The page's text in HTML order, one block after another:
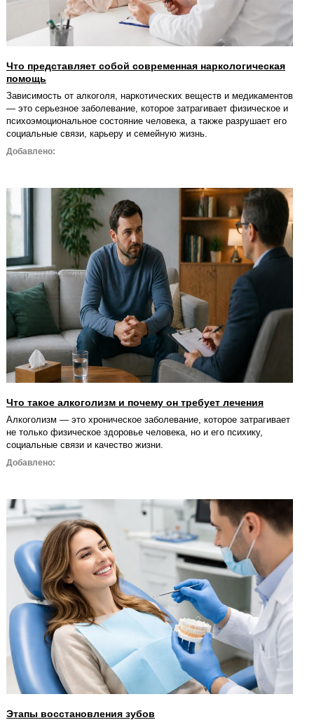
Что представляет собой современная наркологическая
помощь
Зависимость от алкоголя, наркотических веществ и медикаментов
— это серьезное заболевание, которое затрагивает физическое и
психоэмоциональное состояние человека, а также разрушает его
социальные связи, карьеру и семейную жизнь.
Добавлено:
Что такое алкоголизм и почему он требует лечения
Алкоголизм — это хроническое заболевание, которое затрагивает
не только физическое здоровье человека, но и его психику,
социальные связи и качество жизни.
Добавлено:
Этапы восстановления зубов